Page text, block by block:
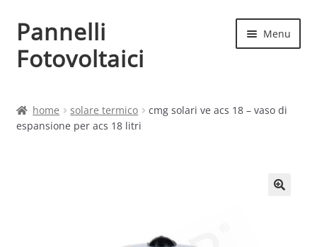
Vai
alla
navigazione
Vai
al
contenuto
Pannelli
Fotovoltaici
Menu
Cart
home solare termico
cmg solari ve acs 18 – vaso di
espansione per acs 18 litri